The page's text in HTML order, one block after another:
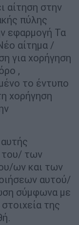
αίτηση στην
πύλης
εφαρμογή Τα
αίτημα /
για χορήγηση
,
το έντυπο
χορήγηση
του/ των
ων και των
αυτού/
σύμφωνα με
της